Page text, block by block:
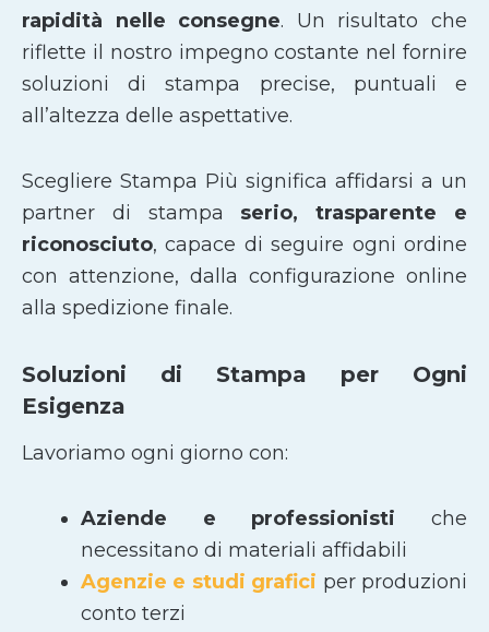
rapidità nelle consegne. Un risultato che
riflette il nostro impegno costante nel fornire
soluzioni di stampa precise, puntuali e
all’altezza delle aspettative.
Scegliere Stampa Più significa affidarsi a un
partner di stampa serio, trasparente e
riconosciuto, capace di seguire ogni ordine
con attenzione, dalla configurazione online
alla spedizione finale.
Soluzioni di Stampa per Ogni
Esigenza
Lavoriamo ogni giorno con:
Aziende e professionisti che
necessitano di materiali affidabili
Agenzie e studi grafici per produzioni
conto terzi